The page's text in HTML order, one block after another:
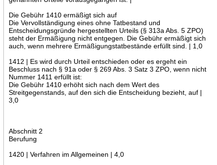
Die Gebühr 1410 ermäßigt sich auf
Die Vervollständigung eines ohne Tatbestand und
Entscheidungsgründe hergestellten Urteils (§ 313a Abs. 5 ZPO)
steht der Ermäßigung nicht entgegen. Die Gebühr ermäßigt sich
auch, wenn mehrere Ermäßigungstatbestände erfüllt sind. | 1,0
1412 | Es wird durch Urteil entschieden oder es ergeht ein
Beschluss nach § 91a oder § 269 Abs. 3 Satz 3 ZPO, wenn nicht
Nummer 1411 erfüllt ist:
Die Gebühr 1410 erhöht sich nach dem Wert des
Streitgegenstands, auf den sich die Entscheidung bezieht, auf |
3,0
Abschnitt 2
Berufung
1420 | Verfahren im Allgemeinen | 4,0